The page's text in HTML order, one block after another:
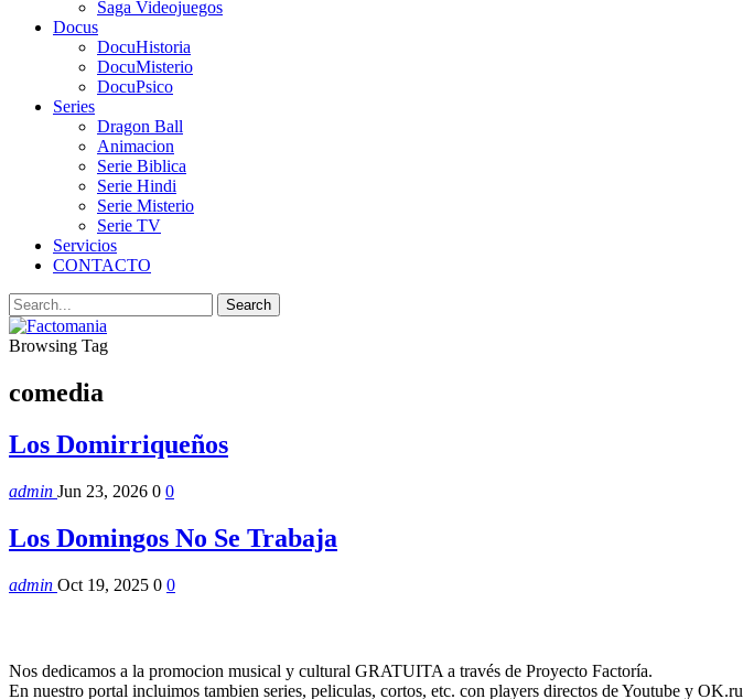
Saga Videojuegos
Docus
DocuHistoria
DocuMisterio
DocuPsico
Series
Dragon Ball
Animacion
Serie Biblica
Serie Hindi
Serie Misterio
Serie TV
Servicios
CONTACTO
Browsing Tag
comedia
Los Domirriqueños
admin Jun 23, 2026 0 0
Los Domingos No Se Trabaja
admin Oct 19, 2025 0 0
Nos dedicamos a la promocion musical y cultural GRATUITA a través de Proyecto Factoría.
En nuestro portal incluimos tambien series, peliculas, cortos, etc. con players directos de Youtube y OK.ru